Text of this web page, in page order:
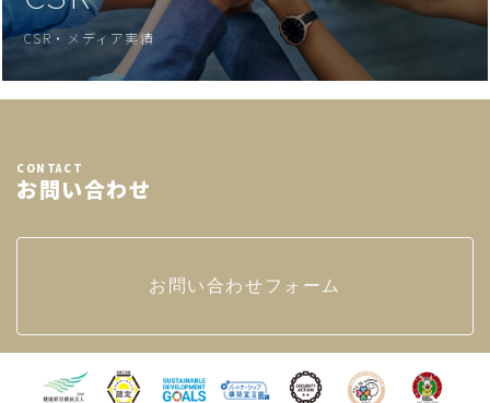
CSR・メディア実績
CONTACT
お問い合わせ
お問い合わせフォーム